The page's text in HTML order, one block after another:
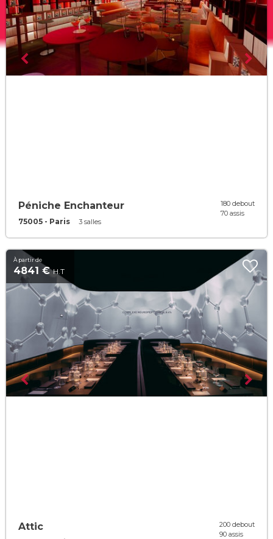
Péniche Enchanteur
75005 - Paris 3 salles
180 debout
70 assis
À partir de
4841 €H.T
Attic
200 debout
90 assis